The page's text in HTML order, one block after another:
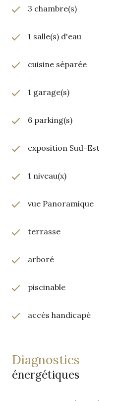
3 chambre(s)
1 salle(s) d'eau
cuisine séparée
1 garage(s)
6 parking(s)
exposition Sud-Est
1 niveau(x)
vue Panoramique
terrasse
arboré
piscinable
accès handicapé
diagnostics
énergétiques